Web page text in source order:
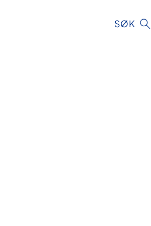
SØK